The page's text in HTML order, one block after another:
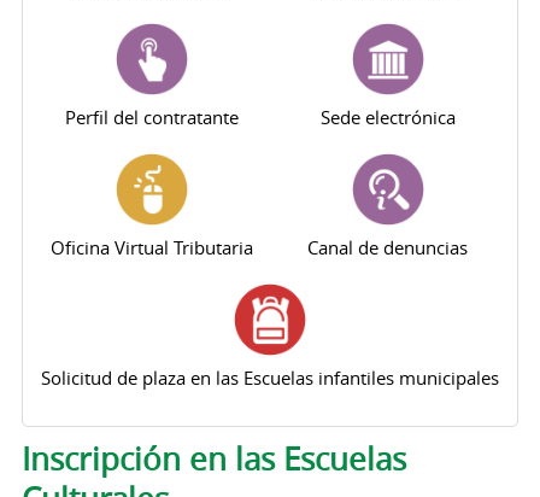
Perfil del contratante Sede electrónica
Oficina Virtual Tributaria Canal de denuncias
Solicitud de plaza en las Escuelas infantiles municipales
Solapas principales
Inscripción en las Escuelas